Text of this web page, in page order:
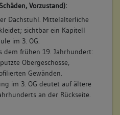
Vorzustand):
Dachstuhl. Mittelalterliche
sichtbar ein Kapitell
im 3. OG.
dem frühen 19. Jahrhundert:
Obergeschosse,
Gewänden.
im 3. OG deutet auf ältere
an der Rückseite.